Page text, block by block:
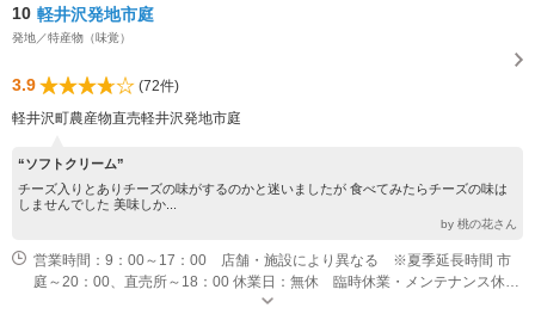
10 軽井沢発地市庭
発地／特産物（味覚）
3.9
(72件)
軽井沢町農産物直売軽井沢発地市庭
“ソフトクリーム”
チーズ入りとありチーズの味がするのかと迷いましたが 食べてみたらチーズの味は
しませんでした 美味しか...
by 桃の花さん
営業時間：9：00～17：00 店舗・施設により異なる ※夏季延長時間 市
庭～20：00、直売所～18：00 休業日：無休 臨時休業・メンテナンス休業
あり ※ＨＰの営業カレンダーをご覧ください